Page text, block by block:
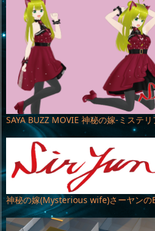
SAYA BUZZ MOVIE 神秘の嫁-ミステ
神秘の嫁(Mysterious wife)さーヤンの